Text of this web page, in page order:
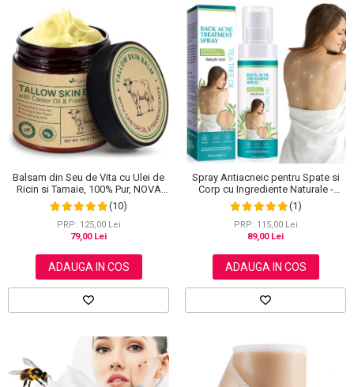
Balsam din Seu de Vita cu Ulei de
Ricin si Tamaie, 100% Pur, NOVA
KISS®, 120 g(10)
PRP: 125,00 Lei
79,00 Lei
ADAUGA IN COS
Spray Antiacneic pentru Spate si
Corp cu Ingrediente Naturale -
Reduce Cosurile si Excesul de
Sebum, 120 ml
(1)
PRP: 115,00 Lei
89,00 Lei
ADAUGA IN COS